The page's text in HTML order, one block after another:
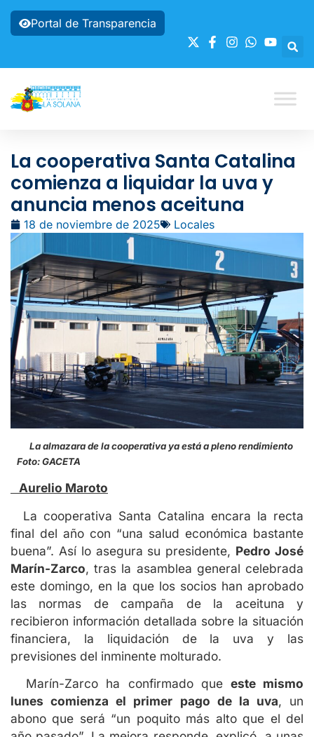
Portal de Transparencia
La cooperativa Santa Catalina
comienza a liquidar la uva y
anuncia menos aceituna
18 de noviembre de 2025 Locales
La almazara de la cooperativa ya está a pleno rendimiento
Foto: GACETA
Aurelio Maroto
La cooperativa Santa Catalina encara la recta
final del año con “una salud económica bastante
buena”. Así lo asegura su presidente, Pedro José
Marín-Zarco, tras la asamblea general celebrada
este domingo, en la que los socios han aprobado
las normas de campaña de la aceituna y
recibieron información detallada sobre la situación
financiera, la liquidación de la uva y las
previsiones del inminente molturado.
Marín-Zarco ha confirmado que este mismo
lunes comienza el primer pago de la uva, un
abono que será “un poquito más alto que el del